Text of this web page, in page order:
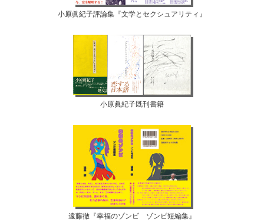
小原眞紀子評論集『文学とセクシュアリティ』
小原眞紀子既刊書籍
遠藤徹『幸福のゾンビ ゾンビ短編集』